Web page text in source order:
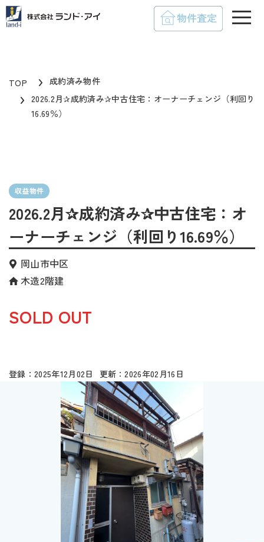
TOP
成約済み物件
2026.2月✰成約済み✰中古住宅：オーナーチェンジ（利回り
16.69％）
収益物件
2026.2月✰成約済み✰中古住宅：オ
ーナーチェンジ（利回り16.69％）
岡山市中区
木造2階建
SOLD OUT
2025年12月02日 2026年02月16日